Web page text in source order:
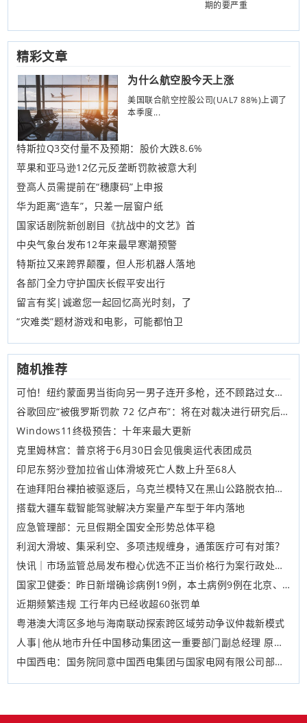
期的要严重
精彩文章
为什么航空股今天上涨
美国联合航空控股公司(UAL7 88%)上调了
本季度...
特斯拉Q3交付量不及预期：股价大跌8.6%
苹果和亚马逊12亿元反垄断罚款被意大利
登高人员需提前在“穗康码”上申报
华为距离“造车”，只差一层窗户纸
国家话剧院新创剧目《抗战中的文艺》首
中央气象台发布12年来最早寒潮预警
特斯拉又来跨界颠覆，但人形机器人落地
各部门全力守护国庆长假平安出行
留言有奖|诚邀您一起回忆高光时刻，了
“灾难类”题材游戏和电影，可能都怕卫
随机推荐
可怕！纽约蒙面男当街向另一男子连开多枪，还不顾路过女子儿童，高级警官怒批！
谷歌回应“被俄罗斯罚款 72 亿卢布”：将在对裁决进行研究后决定是否上诉
Windows11终极预告：十年来最大更新
克里姆林宫：普京将于6月30日会见俄奥运代表团成员
印尼东努沙登加拉省山体滑坡死亡人数上升至68人
在迪拜阳台裸拍被驱逐后，乌克兰模特又在黑山公路脱衣拍照被拘留
搭载大疆车载智能驾驶解决方案量产车型于年内落地
应急管理部：元旦假期全国安全形势总体平稳
利润大滑坡、集采利空、多项违规缠身，通策医疗可有对策？
快讯｜市场监管总局发布橙心优选不正当价格行为案行政处罚决定书
国家卫健委：昨日新增确诊病例19例，本土病例9例在北京、辽宁
近期频繁违规 工行年内已经收超60张罚单
粤港澳大湾区多地与海南联动探索跨区域劳动争议仲裁新模式
人事|他从地市升任中国移动集团这一重要部门副总经理 原来来自这个省 这就不意外了
中国西电：国务院同意中国西电集团与国家电网有限公司部分子企业实施重组整合